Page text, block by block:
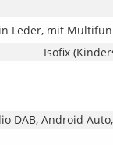
in Leder, mit
Isofix
DAB, Android